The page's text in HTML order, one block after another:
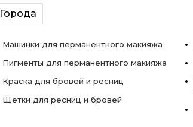
Города
Машинки для перманентного макияжа
Пигменты для перманентного макияжа
Краска для бровей и ресниц
Щетки для ресниц и бровей